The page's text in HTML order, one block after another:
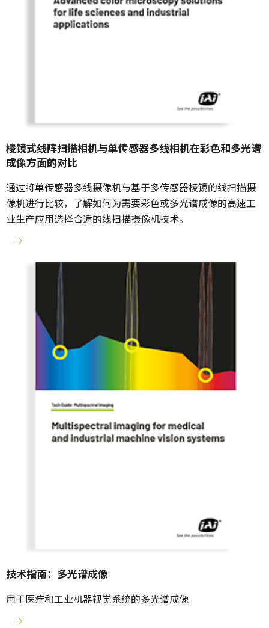
棱镜式线阵扫描相机与单传感器多线相机在彩色和多光谱
成像方面的对比
通过将单传感器多线摄像机与基于多传感器棱镜的线扫描摄
像机进行比较，了解如何为需要彩色或多光谱成像的高速工
业生产应用选择合适的线扫描摄像机技术。
技术指南：多光谱成像
用于医疗和工业机器视觉系统的多光谱成像